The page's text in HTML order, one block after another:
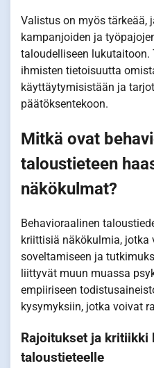
Valistus on myös tärkeää,
kampanjoiden ja
taloudelliseen lukutaitoon.
ihmisten tietoisuutta
käyttäytymisistään ja
päätöksentekoon.
Mitkä ovat
taloustieteen
näkökulmat?
Behavioraalinen
kriittisiä näkökulmia, jotka
soveltamiseen ja
liittyvät muun muassa
empiiriseen
kysymyksiin, jotka voivat
Rajoitukset ja kritiikki
taloustieteelle